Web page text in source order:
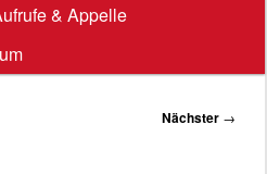
& Appelle
Nächster →